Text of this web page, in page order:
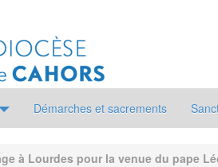
Démarches et sacrements
à Lourdes pour la venue du pape